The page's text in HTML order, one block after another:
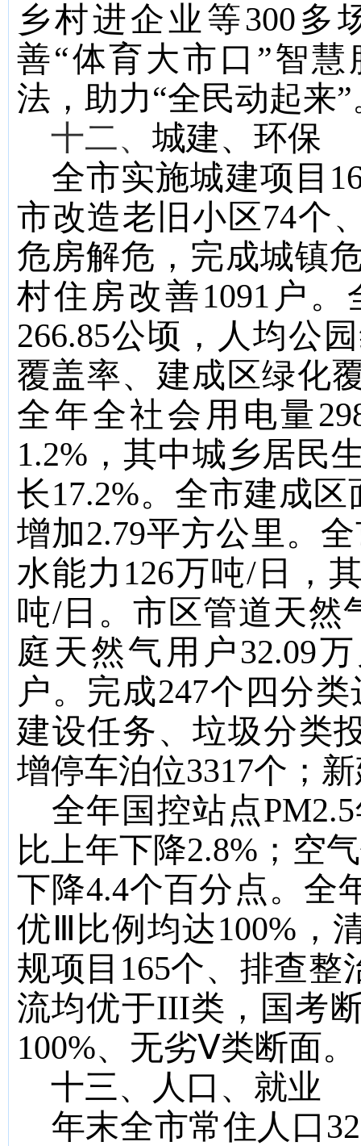
乡村进企业 等300多
善“体育大市口 ”智慧
法，助力“全民动起来”
十二、 城建、环保
全市实施城建项目
市改造老旧小区74个
危房解危，完成城镇
村住房改善1091 户。
266.85公顷，人均公
覆盖率、建成区绿化
全年全社会用电量
1.2% ，其中城乡居民
长17.2%。全市建成区
增加2.79平方公里。
水能力 126万吨/ 日，
吨/日。市区管道天然
庭天然气用户32.09
户。完成247个四分
建设任务、垃圾分类
增停车泊位3317个；
全年国控站点PM2.5
比上年下降2.8% ；空
下降4.4个百分点。全
优Ⅲ比例均达100% ，
规项目 165个、排查整
流均优于III类 ， 国考
100%、无劣Ⅴ类断面。
十三、人口、就业
年末全市常住人口